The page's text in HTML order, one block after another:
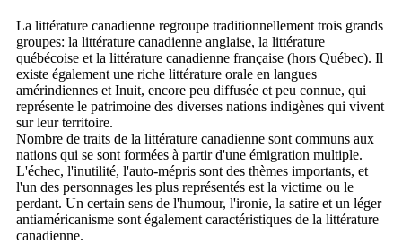
La littérature canadienne regroupe traditionnellement trois grands
groupes: la littérature canadienne anglaise, la littérature
québécoise et la littérature canadienne française (hors Québec). Il
existe également une riche littérature orale en langues
amérindiennes et Inuit, encore peu diffusée et peu connue, qui
représente le patrimoine des diverses nations indigènes qui vivent
sur leur territoire.
Nombre de traits de la littérature canadienne sont communs aux
nations qui se sont formées à partir d'une émigration multiple.
L'échec, l'inutilité, l'auto-mépris sont des thèmes importants, et
l'un des personnages les plus représentés est la victime ou le
perdant. Un certain sens de l'humour, l'ironie, la satire et un léger
antiaméricanisme sont également caractéristiques de la littérature
canadienne.